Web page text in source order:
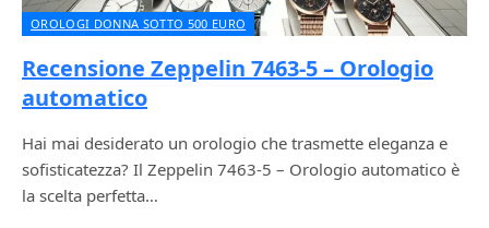
OROLOGI DONNA SOTTO 500 EURO
Recensione Zeppelin 7463-5 – Orologio
automatico
Hai mai desiderato un orologio che trasmette eleganza e
sofisticatezza? Il Zeppelin 7463-5 – Orologio automatico è
la scelta perfetta…